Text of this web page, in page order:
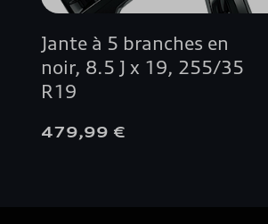
A5 BERLINE
A5 COUPÉ
Jante à 5 branches en
noir, 8.5 J x 19, 255/35
R19
479,99 €